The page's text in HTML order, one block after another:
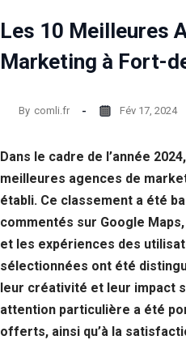
Les 10 Meilleures
Marketing à Fort-
By comli.fr Fév 17, 2024
Dans le cadre de l’année
meilleures agences de
établi. Ce classement a été
commentés sur Google
et les expériences des
sélectionnées ont été
leur créativité et leur impact
attention particulière a été
offerts, ainsi qu’à la